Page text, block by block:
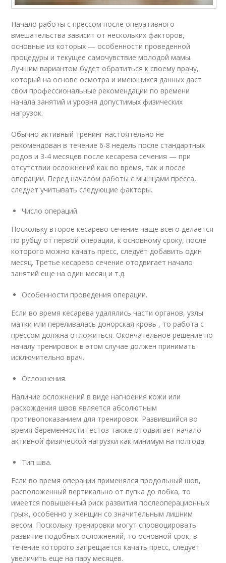
Начало работы с прессом после оперативного
вмешательства зависит от нескольких факторов,
основные из которых — особенности проведенной
процедуры и текущее самочувствие молодой мамы.
Лучшим вариантом будет обратиться к своему врачу,
который на основе осмотра и имеющихся данных даст
свои профессиональные рекомендации по времени
начала занятий и уровня допустимых физических
нагрузок.
Обычно активный тренинг настоятельно не
рекомендован в течение 6-8 недель после стандартных
родов и 3-4 месяцев после кесарева сечения — при
отсутствии осложнений как во время, так и после
операции. Перед началом работы с мышцами пресса,
следует учитывать следующие факторы.
Число операций.
Поскольку второе кесарево сечение чаще всего делается
по рубцу от первой операции, к основному сроку, после
которого можно качать пресс, следует добавить один
месяц. Третье кесарево сечение отодвигает начало
занятий еще на один месяц и т.д.
Особенности проведения операции.
Если во время кесарева удалялись части органов, узлы
матки или переливалась донорская кровь , то работа с
прессом должна отложиться. Окончательное решение по
началу тренировок в этом случае должен принимать
исключительно врач.
Осложнения.
Наличие осложнений в виде нагноения кожи или
расхождения швов является абсолютным
противопоказанием для тренировок. Развившийся во
время беременности гестоз также отодвигает начало
активной физической нагрузки как минимум на полгода.
Тип шва.
Если во время операции применялся продольный шов,
расположенный вертикально от пупка до лобка, то
имеется повышенный риск развития послеоперационных
грыж, особенно у женщин со значительным лишним
весом. Поскольку тренировки могут спровоцировать
развитие подобных осложнений, то основной срок, в
течение которого запрещается качать пресс, следует
увеличить еще на пару месяцев.